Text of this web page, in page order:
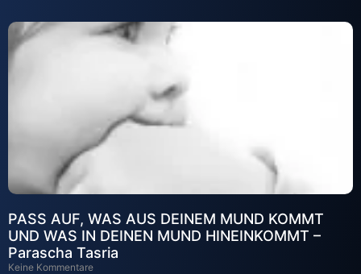
PASS AUF, WAS AUS DEINEM MUND KOMMT
UND WAS IN DEINEN MUND HINEINKOMMT –
Parascha Tasria
Keine Kommentare